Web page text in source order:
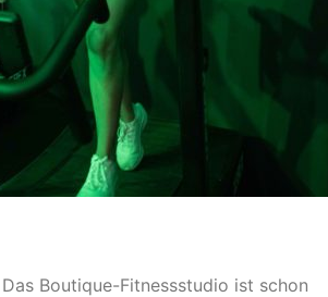
Boutique-Fitnessstudio ist schon